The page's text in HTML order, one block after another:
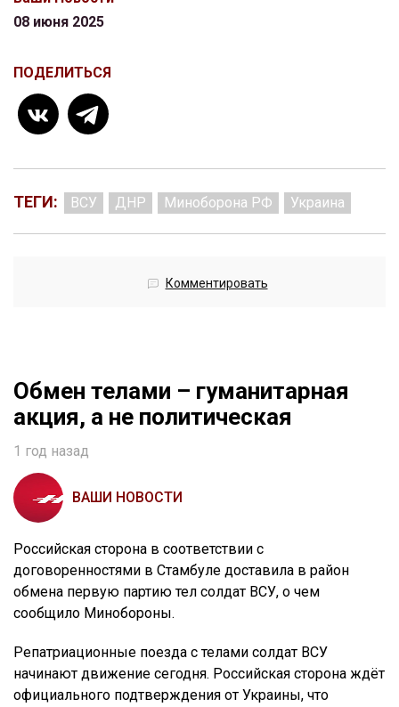
08 июня 2025
ПОДЕЛИТЬСЯ
ТЕГИ: ВСУ ДНР Миноборона РФ Украина
Комментировать
Обмен телами – гуманитарная
акция, а не политическая
1 год назад
ВАШИ НОВОСТИ
Российская сторона в соответствии с
договоренностями в Стамбуле доставила в район
обмена первую партию тел солдат ВСУ, о чем
сообщило Минобороны.
Репатриационные поезда с телами солдат ВСУ
начинают движение сегодня. Российская сторона ждёт
официального подтверждения от Украины, что